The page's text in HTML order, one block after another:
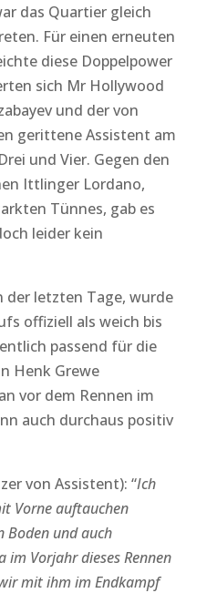
das Quartier gleich
Für einen erneuten
diese Doppelpower
sich Mr Hollywood
und der von
gerittene Assistent am
und Vier. Gegen den
Ittlinger Lordano,
Tünnes, gab es
leider kein
der letzten Tage, wurde
offiziell als weich bis
passend für die
Henk Grewe
vor dem Rennen im
auch durchaus positiv
von Assistent): “Ich
Vorne auftauchen
Boden und auch
im Vorjahr dieses Rennen
mit ihm im Endkampf